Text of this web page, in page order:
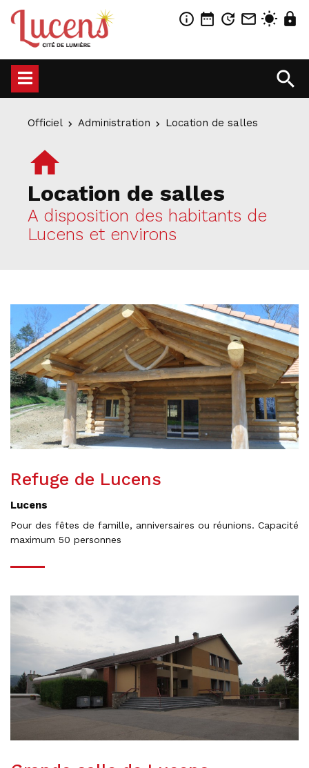
info_outline date_range update mail_outline wb_sunny lock
search
Officiel Administration Location de salles
home
Location de salles
A disposition des habitants de
Lucens et environs
Refuge de Lucens
Lucens
Pour des fêtes de famille, anniversaires ou réunions. Capacité
maximum 50 personnes